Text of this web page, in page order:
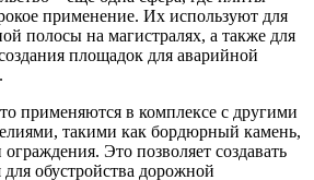
применение. Их используют для
полосы на магистралях, а также для
площадок для аварийной
применяются в комплексе с другими
такими как бордюрный камень,
Это позволяет создавать
обустройства дорожной